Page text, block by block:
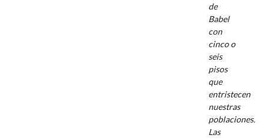
de
Babel
con
cinco o
seis
pisos
que
entristecen
nuestras
poblaciones.
Las